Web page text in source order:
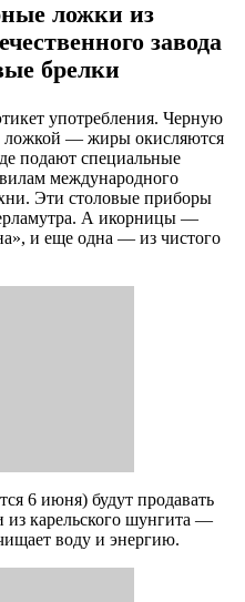
ложки из
завода
брелки
употребления. Черную
ложкой — жиры окисляются
подают специальные
международного
Эти столовые приборы
А икорницы —
и еще одна — из чистого
6 июня) будут продавать
из карельского шунгита —
воду и энергию.